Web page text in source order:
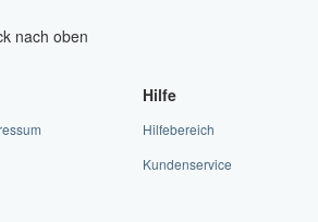
nach oben
Hilfe
Hilfebereich
Kundenservice